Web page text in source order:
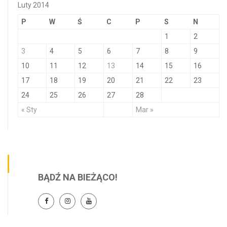
Luty 2014
P W Ś C P S N
« Sty Mar »
1
2
3
4 5 6 7 8
9
10
11 12 13 14 15
16
17
18 19 20 21 22
23
24
25 26 27 28
BĄDŹ NA BIEŻĄCO!